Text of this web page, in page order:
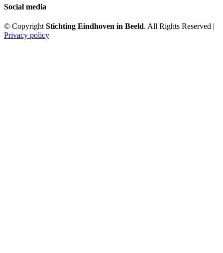
Social media
© Copyright Stichting Eindhoven in Beeld. All Rights Reserved |
Privacy policy